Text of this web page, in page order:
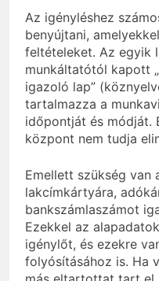
Az igényléshez
benyújtani,
feltételeket. Az egyik
munkáltatótól kapott
igazoló lap”
tartalmazza a
időpontját és módját.
központ nem tudja
Emellett szükség van
lakcímkártyára,
bankszámlaszámot
Ezekkel az
igénylőt, és ezekre
folyósításához is. Ha